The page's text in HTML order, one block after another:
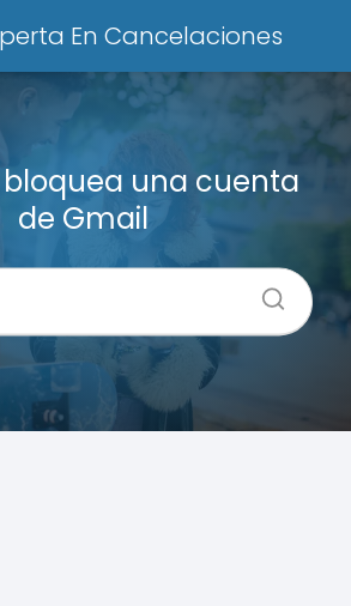
En Cancelaciones
una cuenta
de Gmail